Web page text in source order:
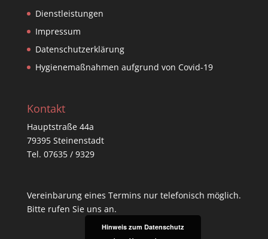
Dienstleistungen
Impressum
Datenschutzerklärung
Hygienemaßnahmen aufgrund von Covid-19
Kontakt
Hauptstraße 44a
79395 Steinenstadt
Tel. 07635 / 9329
Vereinbarung eines Termins nur telefonisch möglich.
Bitte rufen Sie uns an.
Hinweis zum Datenschutz